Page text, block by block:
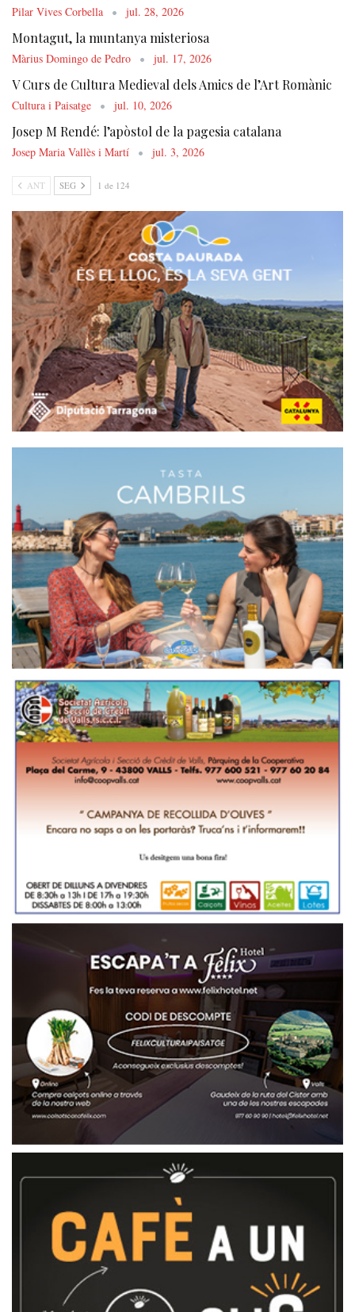
Pilar Vives Corbella
jul. 28, 2026
Montagut, la muntanya misteriosa
Màrius Domingo de Pedro jul. 17, 2026
V Curs de Cultura Medieval dels Amics de l’Art Romànic
Cultura i Paisatge jul. 10, 2026
Josep M Rendé: l’apòstol de la pagesia catalana
Josep Maria Vallès i Martí jul. 3, 2026
ANT SEG 1 de 124